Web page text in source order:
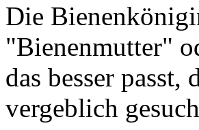
Die
"Bienenmutter"
das besser
vergeblich